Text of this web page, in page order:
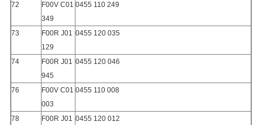
72
F00V C01
349
0455 110 249
73
F00R J01
129
0455 120 035
74
F00R J01
945
0455 120 046
76
F00V C01
003
0455 110 008
78
F00R J01 0455 120 012